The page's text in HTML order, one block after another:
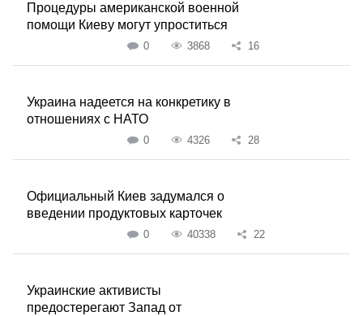
Процедуры американской военной
помощи Киеву могут упроститься
0 3868 16
Украина надеется на конкретику в
отношениях с НАТО
0 4326 28
Официальный Киев задумался о
введении продуктовых карточек
0 40338 22
Украинские активисты
предостерегают Запад от